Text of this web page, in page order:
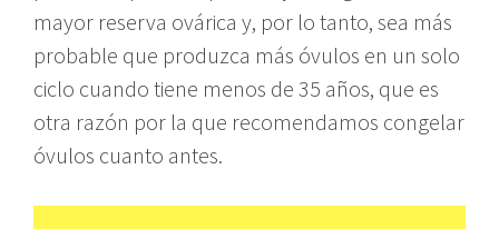
mayor reserva ovárica y, por lo tanto, sea más
probable que produzca más óvulos en un solo
ciclo cuando tiene menos de 35 años, que es
otra razón por la que recomendamos congelar
óvulos cuanto antes.